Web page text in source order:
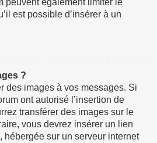
est possible d’insérer à un
?
des images à vos messages. Si
ont autorisé l’insertion de
transférer des images sur le
vous devrez insérer un lien
hébergée sur un serveur internet